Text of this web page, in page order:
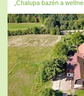
„Chalupa bazén a